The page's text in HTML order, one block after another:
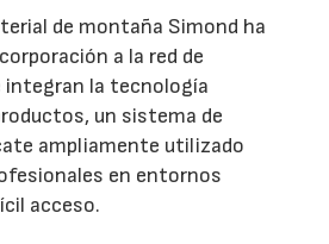
de montaña Simond ha
a la red de
integran la tecnología
un sistema de
ampliamente utilizado
en entornos
acceso.